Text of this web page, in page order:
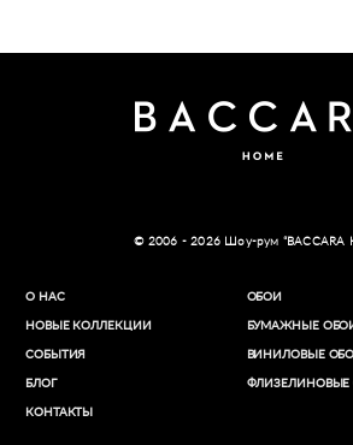
© 2006 - 2026 Шоу-рум “BACCARA
О НАС
НОВЫЕ КОЛЛЕКЦИИ
СОБЫТИЯ
БЛОГ
КОНТАКТЫ
ОБОИ
БУМАЖНЫЕ
ВИНИЛОВЫЕ
ФЛИЗЕЛИНОВЫЕ